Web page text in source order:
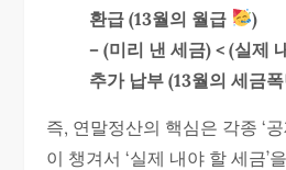
환급 (13월의 월급
)
– (미리 낸 세금) < (실제
추가 납부 (13월의 세금
즉, 연말정산의 핵심은 각종 ‘
이 챙겨서 ‘실제 내야 할 세금’